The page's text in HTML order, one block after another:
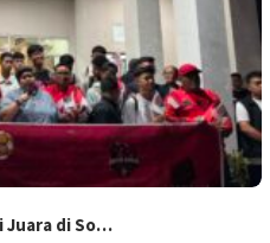
Juara di So…